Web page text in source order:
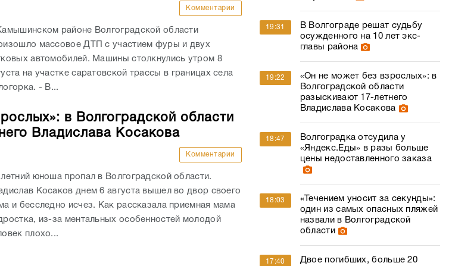
Комментарии
районе Волгоградской области
массовое ДТП с участием фуры и двух
автомобилей. Машины столкнулись утром 8
на участке саратовской трассы в границах села
- В...
в Волгоградской области
Владислава Косакова
Комментарии
юноша пропал в Волгоградской области.
Косаков днем 6 августа вышел во двор своего
и бесследно исчез. Как рассказала приемная мама
из-за ментальных особенностей молодой
плохо...
19:31
В Волгограде решат судьбу
осужденного на 10 лет экс-
главы района
19:22
«Он не может без взрослых»: в
Волгоградской области
разыскивают 17-летнего
Владислава Косакова
18:47
Волгоградка отсудила у
«Яндекс.Еды» в разы больше
цены недоставленного заказа
18:03
«Течением уносит за секунды»:
один из самых опасных пляжей
назвали в Волгоградской
области
17:40
Двое погибших, больше 20